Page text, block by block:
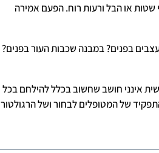
שטות או הבל ורעות רוח. הפעם אמירה
בפנים? במבנה שכבות העור בפנים?
אינני חושב שחשוב בכלל להילחם בכל
של המטופלים לבחור ושל הרגולטור